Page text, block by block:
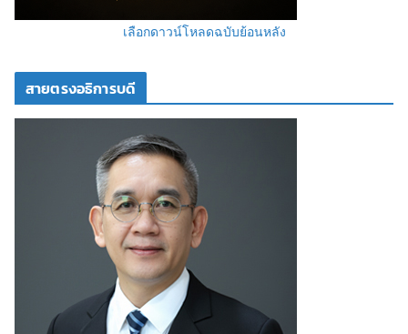
เลือกดาวน์โหลดฉบับย้อนหลัง
สายตรงอธิการบดี